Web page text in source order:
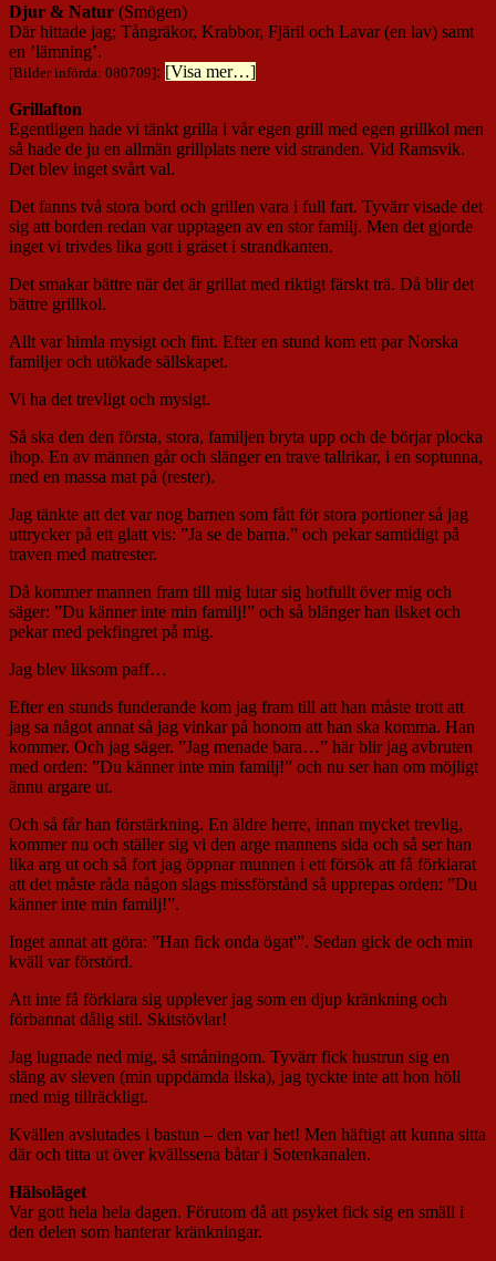
Djur & Natur (Smögen)
Där hittade jag; Tångräkor, Krabbor, Fjäril och Lavar (en lav) samt
en ’lämning’.
[Bilder införda: 080709]: [Visa mer…]
Grillafton
Egentligen hade vi tänkt grilla i vår egen grill med egen grillkol men
så hade de ju en allmän grillplats nere vid stranden. Vid Ramsvik.
Det blev inget svårt val.
Det fanns två stora bord och grillen vara i full fart. Tyvärr visade det
sig att borden redan var upptagen av en stor familj. Men det gjorde
inget vi trivdes lika gott i gräset i strandkanten.
Det smakar bättre när det är grillat med riktigt färskt trä. Då blir det
bättre grillkol.
Allt var himla mysigt och fint. Efter en stund kom ett par Norska
familjer och utökade sällskapet.
Vi ha det trevligt och mysigt.
Så ska den den första, stora, familjen bryta upp och de börjar plocka
ihop. En av männen går och slänger en trave tallrikar, i en soptunna,
med en massa mat på (rester).
Jag tänkte att det var nog barnen som fått för stora portioner så jag
uttrycker på ett glatt vis: ”Ja se de barna.” och pekar samtidigt på
traven med matrester.
Då kommer mannen fram till mig lutar sig hotfullt över mig och
säger: ”Du känner inte min familj!” och så blänger han ilsket och
pekar med pekfingret på mig.
Jag blev liksom paff…
Efter en stunds funderande kom jag fram till att han måste trott att
jag sa något annat så jag vinkar på honom att han ska komma. Han
kommer. Och jag säger. ”Jag menade bara…” här blir jag avbruten
med orden: ”Du känner inte min familj!” och nu ser han om möjligt
ännu argare ut.
Och så får han förstärkning. En äldre herre, innan mycket trevlig,
kommer nu och ställer sig vi den arge mannens sida och så ser han
lika arg ut och så fort jag öppnar munnen i ett försök att få förklarat
att det måste råda någon slags missförstånd så upprepas orden: ”Du
känner inte min familj!”.
Inget annat att göra: ”Han fick onda ögat'”. Sedan gick de och min
kväll var förstörd.
Att inte få förklara sig upplever jag som en djup kränkning och
förbannat dålig stil. Skitstövlar!
Jag lugnade ned mig, så småningom. Tyvärr fick hustrun sig en
släng av sleven (min uppdämda ilska), jag tyckte inte att hon höll
med mig tillräckligt.
Kvällen avslutades i bastun – den var het! Men häftigt att kunna sitta
där och titta ut över kvällssena båtar i Sotenkanalen.
Hälsoläget
Var gott hela hela dagen. Förutom då att psyket fick sig en smäll i
den delen som hanterar kränkningar.